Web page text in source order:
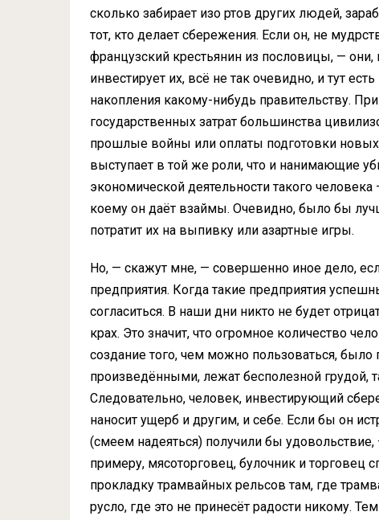
сколько забирает изо ртов других людей,
тот, кто делает сбережения. Если он, не
французский крестьянин из пословицы, — они,
инвестирует их, всё не так очевидно, и тут
накопления какому-нибудь правительству.
государственных затрат большинства
прошлые войны или оплаты подготовки
выступает в той же роли, что и нанимающие
экономической деятельности такого
коему он даёт взаймы. Очевидно, было бы
потратит их на выпивку или азартные игры.
Но, — скажут мне, — совершенно иное дело,
предприятия. Когда такие предприятия
согласиться. В наши дни никто не будет
крах. Это значит, что огромное количество
создание того, чем можно пользоваться,
произведёнными, лежат бесполезной грудой,
Следовательно, человек, инвестирующий
наносит ущерб и другим, и себе. Если бы он
(смеем надеяться) получили бы
примеру, мясоторговец, булочник и торговец
прокладку трамвайных рельсов там, где
русло, где это не принесёт радости никому.